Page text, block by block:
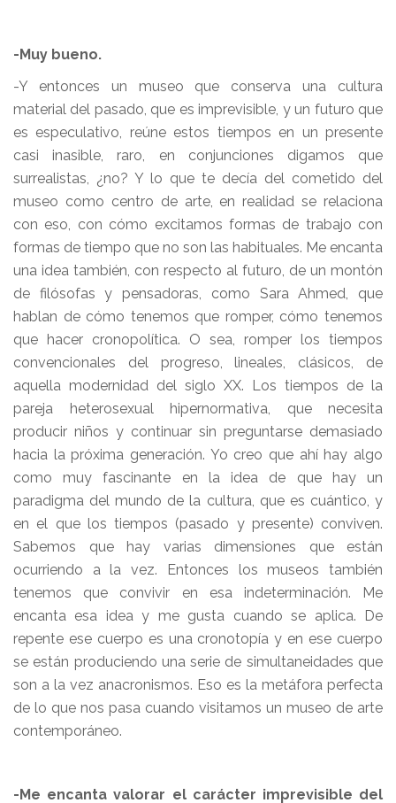
-Muy bueno.
-Y entonces un museo que conserva una cultura
material del pasado, que es imprevisible, y un futuro que
es especulativo, reúne estos tiempos en un presente
casi inasible, raro, en conjunciones digamos que
surrealistas, ¿no? Y lo que te decía del cometido del
museo como centro de arte, en realidad se relaciona
con eso, con cómo excitamos formas de trabajo con
formas de tiempo que no son las habituales. Me encanta
una idea también, con respecto al futuro, de un montón
de filósofas y pensadoras, como Sara Ahmed, que
hablan de cómo tenemos que romper, cómo tenemos
que hacer cronopolítica. O sea, romper los tiempos
convencionales del progreso, lineales, clásicos, de
aquella modernidad del siglo XX. Los tiempos de la
pareja heterosexual hipernormativa, que necesita
producir niños y continuar sin preguntarse demasiado
hacia la próxima generación. Yo creo que ahí hay algo
como muy fascinante en la idea de que hay un
paradigma del mundo de la cultura, que es cuántico, y
en el que los tiempos (pasado y presente) conviven.
Sabemos que hay varias dimensiones que están
ocurriendo a la vez. Entonces los museos también
tenemos que convivir en esa indeterminación. Me
encanta esa idea y me gusta cuando se aplica. De
repente ese cuerpo es una cronotopía y en ese cuerpo
se están produciendo una serie de simultaneidades que
son a la vez anacronismos. Eso es la metáfora perfecta
de lo que nos pasa cuando visitamos un museo de arte
contemporáneo.
-Me encanta valorar el carácter imprevisible del